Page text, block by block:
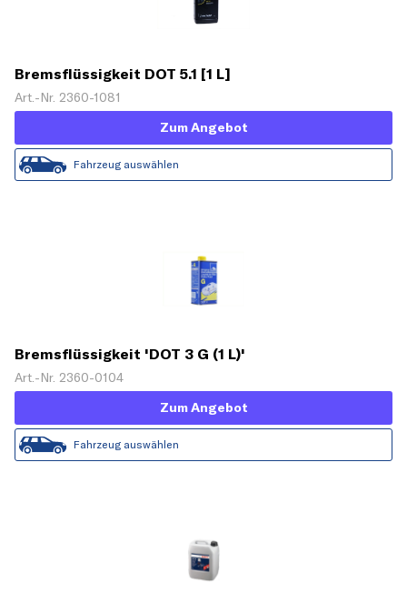
Bremsflüssigkeit DOT 5.1 [1 L]
Art.-Nr. 2360-1081
Zum Angebot
Fahrzeug auswählen
Bremsflüssigkeit 'DOT 3 G (1 L)'
Art.-Nr. 2360-0104
Zum Angebot
Fahrzeug auswählen